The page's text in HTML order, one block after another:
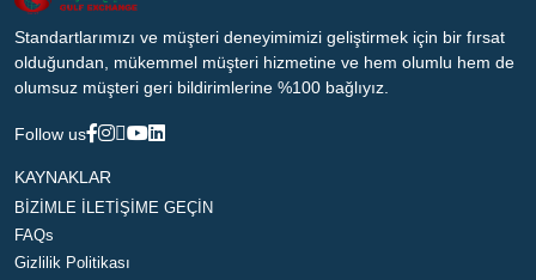
Standartlarımızı ve müşteri deneyimimizi geliştirmek için bir fırsat
olduğundan, mükemmel müşteri hizmetine ve hem olumlu hem de
olumsuz müşteri geri bildirimlerine %100 bağlıyız.
Follow us
KAYNAKLAR
BİZİMLE İLETİŞİME GEÇİN
FAQs
Gizlilik Politikası